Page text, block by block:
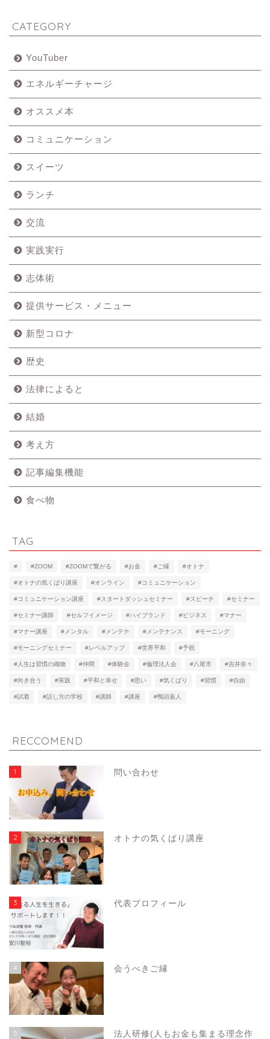
CATEGORY
YouTuber
エネルギーチャージ
オススメ本
コミュニケーション
スイーツ
ランチ
交流
実践実行
志体術
提供サービス・メニュー
新型コロナ
歴史
法律によると
結婚
考え方
記事編集機能
食べ物
TAG
# #ZOOM #ZOOMで繋がる #お金 #ご縁 #オトナ
#オトナの気くばり講座 #オンライン #コミュニケーション
#コミュニケーション講座 #スタートダッシュセミナー #スピーチ #セミナー
#セミナー講師 #セルフイメージ #ハイブランド #ビジネス #マナー
#マナー講座 #メンタル #メンテナ #メンテナンス #モーニング
#モーニングセミナー #レベルアップ #世界平和 #予祝
#人生は習慣の織物 #仲間 #体験会 #倫理法人会 #八尾市 #吉井奈々
#向き合う #実践 #平和と幸せ #思い #気くばり #習慣 #自由
#試着 #話し方の学校 #講師 #講座 #鴨頭嘉人
RECCOMEND
1 問い合わせ
2 オトナの気くばり講座
3 代表プロフィール
4 会うべきご縁
5 法人研修(人もお金も集まる理念作